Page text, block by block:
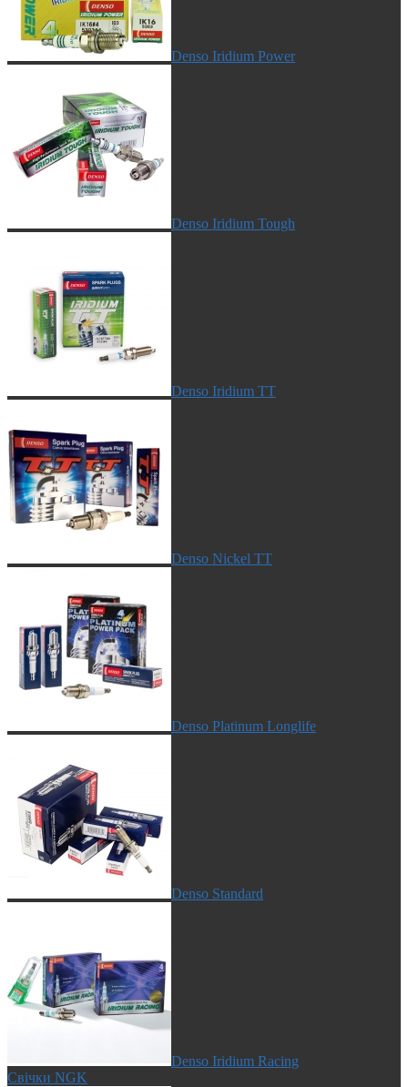
Denso Iridium Power
Denso Iridium Tough
Denso Iridium TT
Denso Nickel TT
Denso Platinum Longlife
Denso Standard
Denso Iridium Racing
Свічки NGK